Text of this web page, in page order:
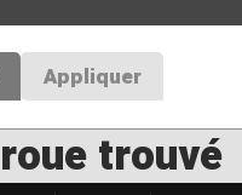
Appliquer
trouvé